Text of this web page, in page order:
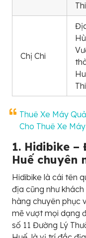
Chị Chi
Thuê Xe Máy
Cho Thuê Xe
1. Hidibike
Huế chuyên
Hidibike là cái tên
địa cũng như
hàng chuyên phục
mẽ vượt mọi dạng
số 11 Đường Lý